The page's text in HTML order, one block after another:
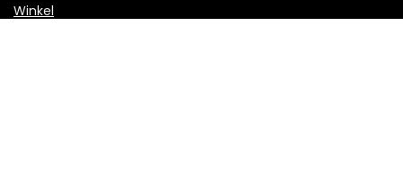
Winkel